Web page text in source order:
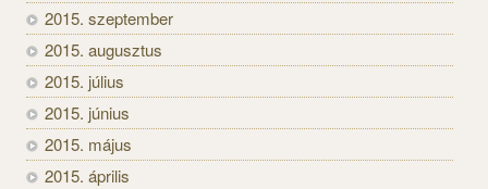
2015. szeptember
2015. augusztus
2015. július
2015. június
2015. május
2015. április